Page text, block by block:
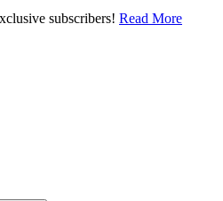
subscribers! Read More